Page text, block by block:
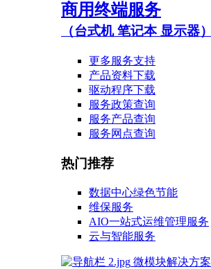
商用终端服务
（台式机 笔记本 显示器）
更多服务支持
产品资料下载
驱动程序下载
服务政策查询
服务产品查询
服务网点查询
热门推荐
数据中心绿色节能
维保服务
AIO一站式运维管理服务
云与智能服务
微模块解决方案